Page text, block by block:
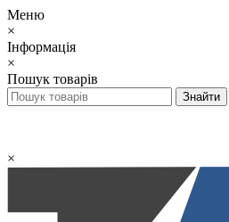
Меню
×
Інформація
×
Пошук товарів
×